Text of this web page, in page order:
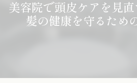
美容院で頭皮ケアを見
髪の健康を守るため